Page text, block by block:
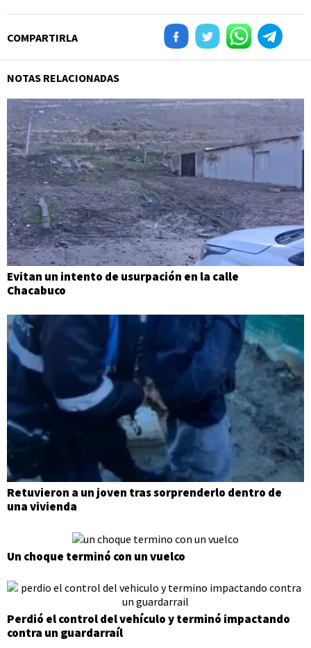
COMPARTIRLA
NOTAS RELACIONADAS
Evitan un intento de usurpación en la calle
Chacabuco
Retuvieron a un joven tras sorprenderlo dentro de
una vivienda
Un choque terminó con un vuelco
Perdió el control del vehículo y terminó impactando
contra un guardarraíl